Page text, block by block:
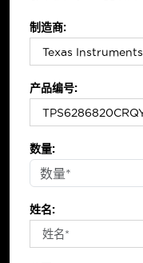
制造商:
产品编号:
数量:
姓名: